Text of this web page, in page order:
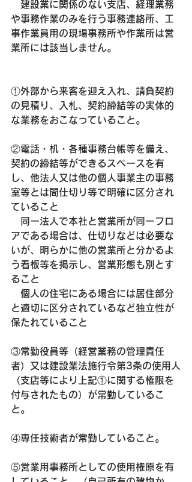
建設業に関係のない支店、経理業務
や事務作業のみを行う事務連絡所、工
事作業員用の現場事務所や作業所は営
業所には該当しません。
①外部から来客を迎え入れ、請負契約
の見積り、入札、契約締結等の実体的
な業務をおこなっていること。
②電話・机・各種事務台帳等を備え、
契約の締結等ができるスペースを有
し、他法人又は他の個人事業主の事務
室等とは間仕切り等で明確に区分され
ていること
同一法人で本社と営業所が同一フロ
アである場合は、仕切りなどは必要な
いが、明らかに他の営業所と分かるよ
う看板等を掲示し、営業形態も別とす
ること
個人の住宅にある場合には居住部分
と適切に区分されているなど独立性が
保たれていること
③常勤役員等（経営業務の管理責任
者）又は建設業法施行令第3条の使用人
（支店等により上記①に関する権限を
付与されたもの）が常勤しているこ
と。
④専任技術者が常勤していること。
⑤営業用事務所としての使用権原を有